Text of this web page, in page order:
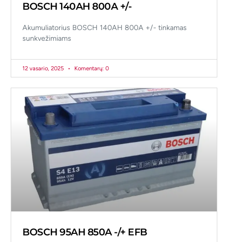
BOSCH 140AH 800A +/-
Akumuliatorius BOSCH 140AH 800A +/- tinkamas
sunkvežimiams
12 vasario, 2025 Komentarų: 0
BOSCH 95AH 850A -/+ EFB